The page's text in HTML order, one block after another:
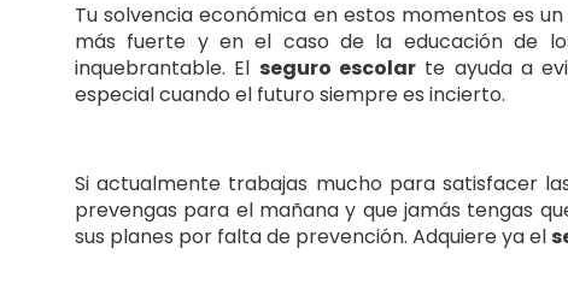
Tu solvencia económica en estos momentos es
más fuerte y en el caso de la educación de
inquebrantable. El seguro escolar te ayuda a
especial cuando el futuro siempre es incierto.
Si actualmente trabajas mucho para satisfacer
prevengas para el mañana y que jamás tengas
sus planes por falta de prevención. Adquiere ya el